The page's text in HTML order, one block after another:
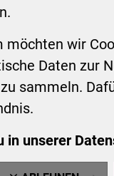
möchten wir
Daten zur
sammeln.
in unserer
0